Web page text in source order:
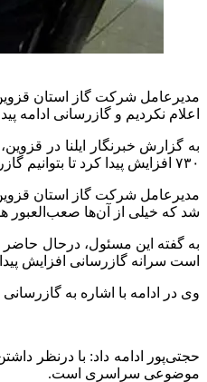
اعلام نکردیم و گازرسانی ادامه
۷۳۰ افزایش پیدا کرد تا بتوانیم گازرسانی به ۱۳۳ روستا در طول ۲ سال را عملیاتی کنیم.
شد که خیلی از آن‌ها صعب‌العبور
است سرانه گازرسانی افزایش
وی در ادامه با اشاره به
موضوعی سراسری است.